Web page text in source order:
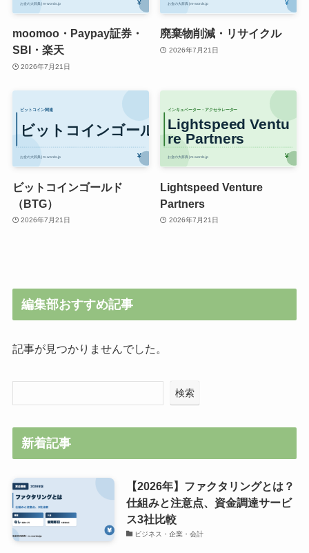
moomoo・Paypay証券・
SBI・楽天
2026年7月21日
廃棄物削減・リサイクル
2026年7月21日
ビットコインゴールド
（BTG）
2026年7月21日
Lightspeed Venture
Partners
2026年7月21日
編集部おすすめ記事
記事が見つかりませんでした。
検索
新着記事
【2026年】ファクタリングとは？
仕組みと注意点、資金調達サービ
ス3社比較
ビジネス・企業・会計